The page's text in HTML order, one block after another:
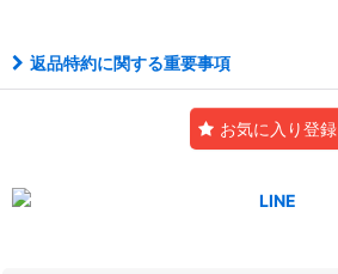
返品特約に関する重要事項
お気に入り登録